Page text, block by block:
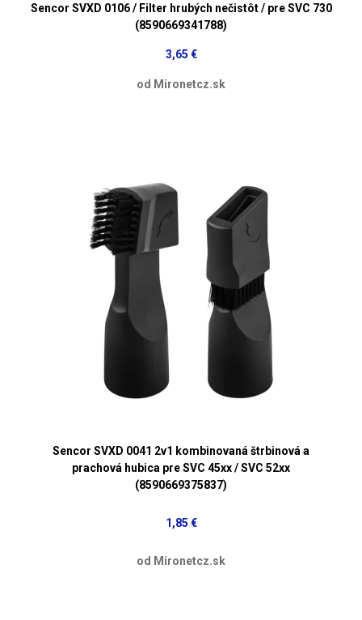
Sencor SVXD 0106 / Filter hrubých nečistôt / pre SVC 730
(8590669341788)
3,65 €
od Mironetcz.sk
Sencor SVXD 0041 2v1 kombinovaná štrbinová a
prachová hubica pre SVC 45xx / SVC 52xx
(8590669375837)
1,85 €
od Mironetcz.sk